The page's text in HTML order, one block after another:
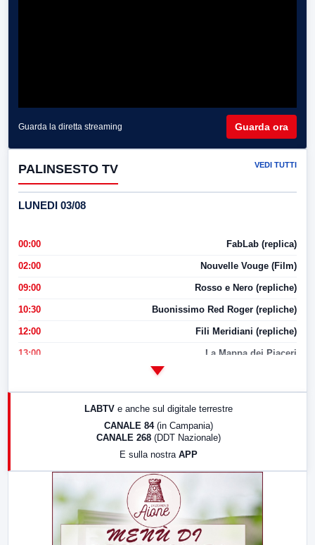
Guarda la diretta streaming Guarda ora
PALINSESTO TV VEDI TUTTI
LUNEDI 03/08
00:00 FabLab (replica)
02:00 Nouvelle Vouge (Film)
09:00 Rosso e Nero (repliche)
10:30 Buonissimo Red Roger (repliche)
12:00 Fili Meridiani (repliche)
13:00 La Mappa dei Piaceri
17:00 LabNews (replica)
LABTV e anche sul digitale terrestre
CANALE 84 (in Campania)
CANALE 268 (DDT Nazionale)
E sulla nostra APP